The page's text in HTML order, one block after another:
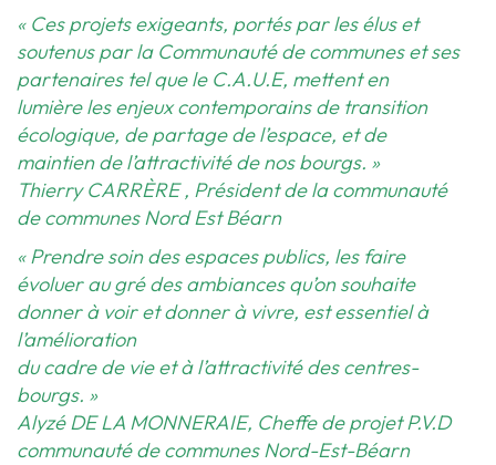
« Ces projets exigeants, portés par les élus et
soutenus par la Communauté de communes et ses
partenaires tel que le C.A.U.E, mettent en
lumière les enjeux contemporains de transition
écologique, de partage de l’espace, et de
maintien de l’attractivité de nos bourgs. »
Thierry CARRÈRE , Président de la communauté
de communes Nord Est Béarn
« Prendre soin des espaces publics, les faire
évoluer au gré des ambiances qu’on souhaite
donner à voir et donner à vivre, est essentiel à
l’amélioration
du cadre de vie et à l’attractivité des centres-
bourgs. »
Alyzé DE LA MONNERAIE, Cheffe de projet P.V.D
communauté de communes Nord-Est-Béarn